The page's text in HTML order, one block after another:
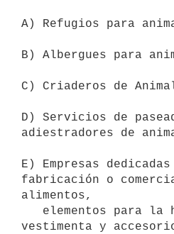
A) Refugios para
B) Albergues para
C) Criaderos de
D) Servicios de
adiestradores de
E) Empresas
fabricación o
alimentos,
vestimenta y